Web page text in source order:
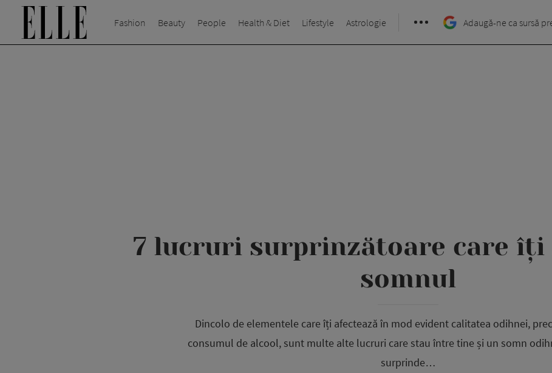
Fashion Beauty People Health & Diet Lifestyle Astrologie Adaugă-ne ca sursă
7 lucruri surprinzătoare care îți
somnul
Dincolo de elementele care îți afectează în mod evident calitatea odihnei,
consumul de alcool, sunt multe alte lucruri care stau între tine și un somn
surprinde…